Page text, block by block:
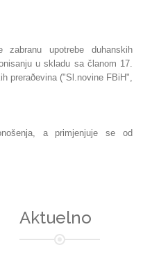
upotrebe duhanskih
u skladu sa članom 17.
preraðevina ("Sl.novine FBiH",
a primjenjuje se od
Aktuelno